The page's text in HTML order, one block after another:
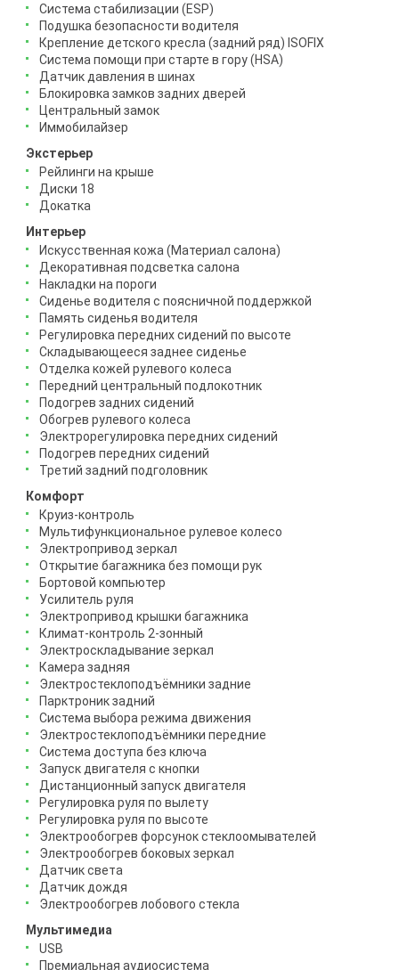
Система стабилизации (ESP)
Подушка безопасности водителя
Крепление детского кресла (задний ряд) ISOFIX
Система помощи при старте в гору (HSA)
Датчик давления в шинах
Блокировка замков задних дверей
Центральный замок
Иммобилайзер
Экстерьер
Рейлинги на крыше
Диски 18
Докатка
Интерьер
Искусственная кожа (Материал салона)
Декоративная подсветка салона
Накладки на пороги
Сиденье водителя с поясничной поддержкой
Память сиденья водителя
Регулировка передних сидений по высоте
Складывающееся заднее сиденье
Отделка кожей рулевого колеса
Передний центральный подлокотник
Подогрев задних сидений
Обогрев рулевого колеса
Электрорегулировка передних сидений
Подогрев передних сидений
Третий задний подголовник
Комфорт
Круиз-контроль
Мультифункциональное рулевое колесо
Электропривод зеркал
Открытие багажника без помощи рук
Бортовой компьютер
Усилитель руля
Электропривод крышки багажника
Климат-контроль 2-зонный
Электроскладывание зеркал
Камера задняя
Электростеклоподъёмники задние
Парктроник задний
Система выбора режима движения
Электростеклоподъёмники передние
Система доступа без ключа
Запуск двигателя с кнопки
Дистанционный запуск двигателя
Регулировка руля по вылету
Регулировка руля по высоте
Электрообогрев форсунок стеклоомывателей
Электрообогрев боковых зеркал
Датчик света
Датчик дождя
Электрообогрев лобового стекла
Мультимедиа
USB
Премиальная аудиосистема